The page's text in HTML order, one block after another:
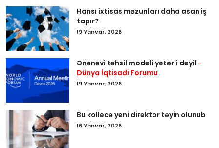
Hansı ixtisas məzunları daha asan iş
tapır?
19 Yanvar, 2026
Ənənəvi təhsil modeli yetərli deyil -
Dünya İqtisadi Forumu
19 Yanvar, 2026
Bu kollecə yeni direktor təyin olunub
16 Yanvar, 2026